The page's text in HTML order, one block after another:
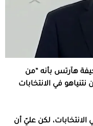
هآرتس بأنه “من
في الانتخابات
لكن عليّ أن